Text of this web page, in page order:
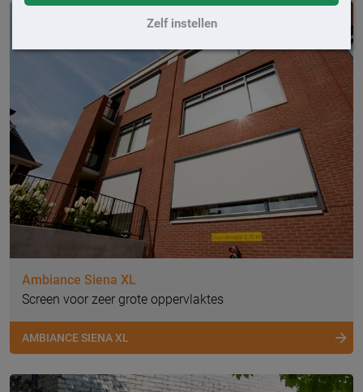
Zelf instellen
Ambiance Siena XL
Screen voor zeer grote oppervlaktes
AMBIANCE SIENA XL